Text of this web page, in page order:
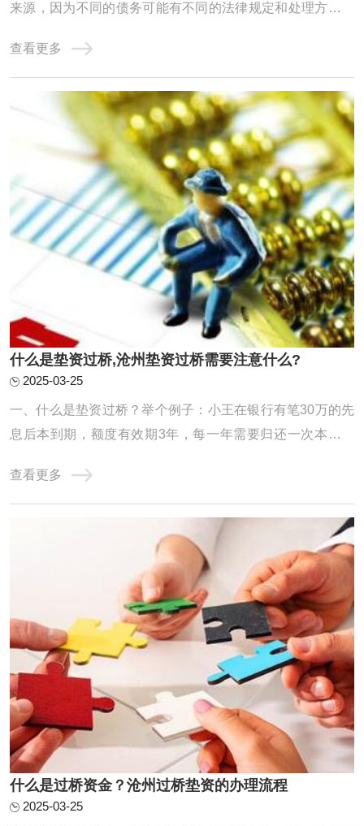
来源，因为不同的债务可能有不同的法律规定和处理方式。
类单独个人债务：这是指仅由一个人承担的债务，不涉及其
他共同债务人。共同债务：在某些情况下，个人债务可能转
化为共同债务。例如，根据《中华人民共和国 ...
查看更多
什么是垫资过桥,沧州垫资过桥需要注意什么?
2025-03-25
一、什么是垫资过桥？举个例子：小王在银行有笔30万的先
息后本到期，额度有效期3年，每一年需要归还一次本金，
了20万，把30万还掉，第二天又从银行提款出来，还掉垫资
公司的20万，给了垫资公司1万的费用。小王从垫资公司短
期拆借一笔的行为就叫做垫资过桥，当然这只是 ...
查看更多
什么是过桥资金？沧州过桥垫资的办理流程
2025-03-25